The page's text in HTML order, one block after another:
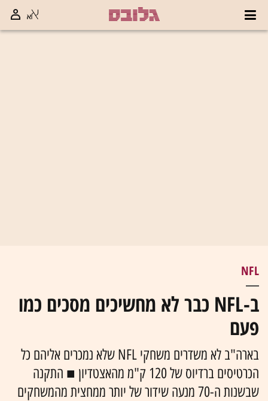
NFL
ב-NFL כבר לא מחשיכים מסכים כמו
פעם
בארה"ב לא משדרים משחקי NFL שלא נמכרים אליהם כל
הכרטיסים ברדיוס של 120 ק"מ מהאצטדיון ■ התקנה
שבשנות ה-70 מנעה שידור של יותר ממחצית מהמשחקים